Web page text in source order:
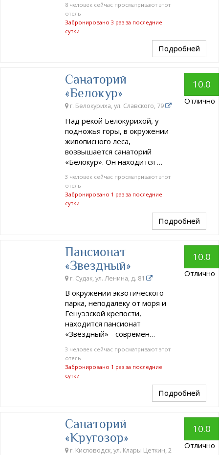
8 человек сейчас просматривают этот
отель
Забронировано 3 раз за последние
сутки
Подробней
Санаторий
«Белокур»
г. Белокуриха, ул. Славского, 79
Над рекой Белокурихой, у
подножья горы, в окружении
живописного леса,
возвышается санаторий
«Белокур». Он находится …
3 человек сейчас просматривают этот
отель
Забронировано 1 раз за последние
сутки
10.0
Отлично
Подробней
Пансионат
«Звездный»
г. Судак, ул. Ленина, д. 81
В окружении экзотического
парка, неподалеку от моря и
Генуэзской крепости,
находится пансионат
«Звёздный» - современ…
3 человек сейчас просматривают этот
отель
Забронировано 1 раз за последние
сутки
10.0
Отлично
Подробней
Санаторий
«Кругозор»
г. Кисловодск, ул. Клары Цеткин, 2
10.0
Отлично